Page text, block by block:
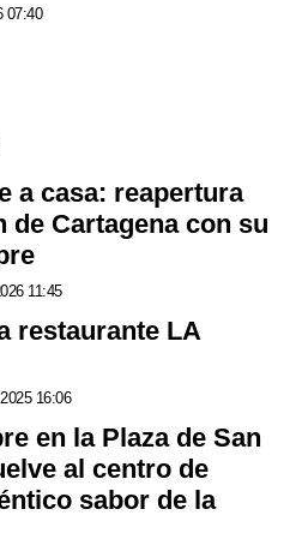
07:40
a casa: reapertura
de Cartagena con su
11:45
restaurante LA
16:06
en la Plaza de San
al centro de
sabor de la